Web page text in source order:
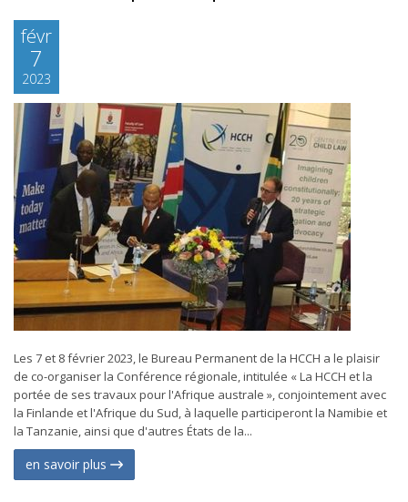
févr
7
2023
Les 7 et 8 février 2023, le Bureau Permanent de la HCCH a le plaisir
de co-organiser la Conférence régionale, intitulée « La HCCH et la
portée de ses travaux pour l'Afrique australe », conjointement avec
la Finlande et l'Afrique du Sud, à laquelle participeront la Namibie et
la Tanzanie, ainsi que d'autres États de la...
en savoir plus